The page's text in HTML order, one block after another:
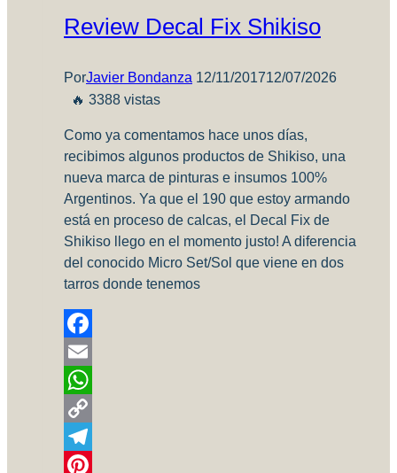
Review Decal Fix Shikiso
PorJavier Bondanza 12/11/201712/07/2026
🔥 3388 vistas
Como ya comentamos hace unos días,
recibimos algunos productos de Shikiso, una
nueva marca de pinturas e insumos 100%
Argentinos. Ya que el 190 que estoy armando
está en proceso de calcas, el Decal Fix de
Shikiso llego en el momento justo! A diferencia
del conocido Micro Set/Sol que viene en dos
tarros donde tenemos
Facebook
Email
WhatsApp
Copy
Link
Telegram